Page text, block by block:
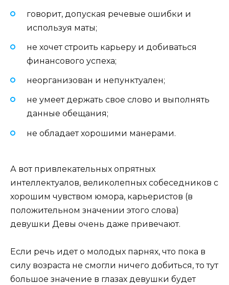
говорит, допуская речевые ошибки и
используя маты;
не хочет строить карьеру и добиваться
финансового успеха;
неорганизован и непунктуален;
не умеет держать свое слово и выполнять
данные обещания;
не обладает хорошими манерами.
А вот привлекательных опрятных
интеллектуалов, великолепных собеседников с
хорошим чувством юмора, карьеристов (в
положительном значении этого слова)
девушки Девы очень даже привечают.
Если речь идет о молодых парнях, что пока в
силу возраста не смогли ничего добиться, то тут
большое значение в глазах девушки будет